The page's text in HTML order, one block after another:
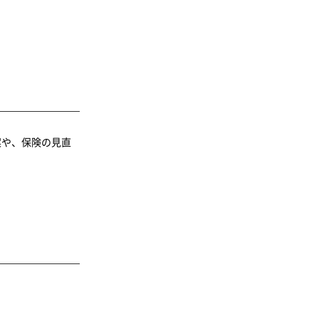
、保険の見直